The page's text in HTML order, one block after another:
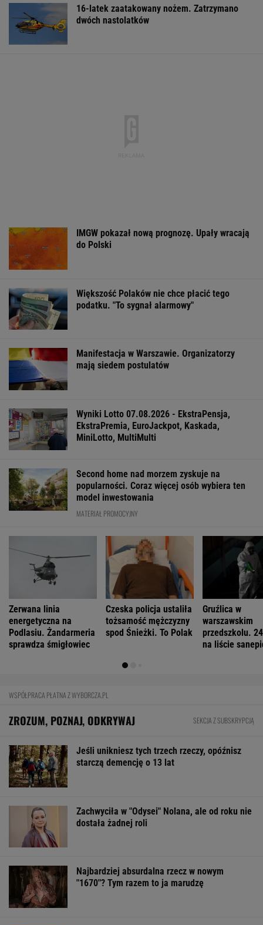
16-latek zaatakowany nożem. Zatrzymano
dwóch nastolatków
IMGW pokazał nową prognozę. Upały wracają
do Polski
Większość Polaków nie chce płacić tego
podatku. "To sygnał alarmowy"
Manifestacja w Warszawie. Organizatorzy
mają siedem postulatów
Wyniki Lotto 07.08.2026 - EkstraPensja,
EkstraPremia, EuroJackpot, Kaskada,
MiniLotto, MultiMulti
Second home nad morzem zyskuje na
popularności. Coraz więcej osób wybiera ten
model inwestowania
MATERIAŁ PROMOCYJNY
Zerwana linia
energetyczna na
Podlasiu. Żandarmeria
sprawdza śmigłowiec
Czeska policja ustaliła
tożsamość mężczyzny
spod Śnieżki. To Polak
Gruźlica w
warszawskim
przedszkolu.
na liście
WSPÓŁPRACA PŁATNA Z WYBORCZA.PL
ZROZUM, POZNAJ, ODKRYWAJ SEKCJA Z SUBSKRYPCJĄ
Jeśli unikniesz tych trzech rzeczy, opóźnisz
starczą demencję o 13 lat
Zachwyciła w "Odysei" Nolana, ale od roku nie
dostała żadnej roli
Najbardziej absurdalna rzecz w nowym
"1670"? Tym razem to ja marudzę